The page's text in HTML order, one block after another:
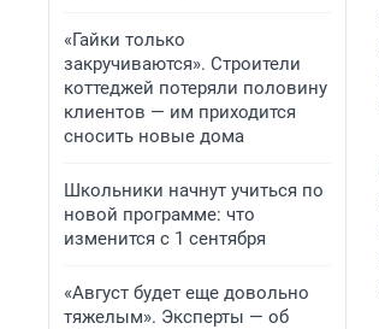
«Гайки только
закручиваются». Строители
коттеджей потеряли половину
клиентов — им приходится
сносить новые дома
Школьники начнут учиться по
новой программе: что
изменится с 1 сентября
«Август будет еще довольно
тяжелым». Эксперты — об